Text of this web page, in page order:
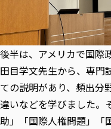
後半は、アメリカで国際
田目学文先生から、専門
ての説明があり、頻出分
違いなどを学びました。
助」「国際人権問題」「